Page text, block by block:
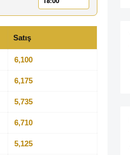
Satış
6,100
6,175
5,735
6,710
5,125